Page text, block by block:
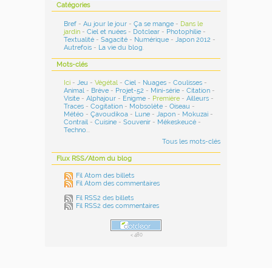
Catégories
Bref -Au jour le jour -Ça se mange - Dans le
jardin -Ciel et nuées - Dotclear - Photophilie -
Textualité -Sagacité - Numérique - Japon 2012 -
Autrefois - La vie du blog
Mots-clés
Ici -Jeu -Végétal -Ciel - Nuages -Coulisses -
Animal - Brève - Projet-52 - Mini-série -Citation -
Visite -Alphajour - Enigme - Première -Ailleurs -
Traces -Cogitation - Mobsolète -Oiseau -
Météo -Çavoudikoa - Lune -Japon - Mokuzai -
Contrail -Cuisine -Souvenir - Mékeskeucé -
Techno...
Tous les mots-clés
Flux RSS/Atom du blog
Fil Atom des billets
Fil Atom des commentaires
Fil RSS2 des billets
Fil RSS2 des commentaires